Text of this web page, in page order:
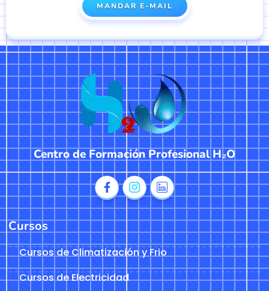
MANDAR E-MAIL
Centro de Formación Profesional H₂O
Cursos
Cursos de Climatización y Frio
Cursos de Electricidad